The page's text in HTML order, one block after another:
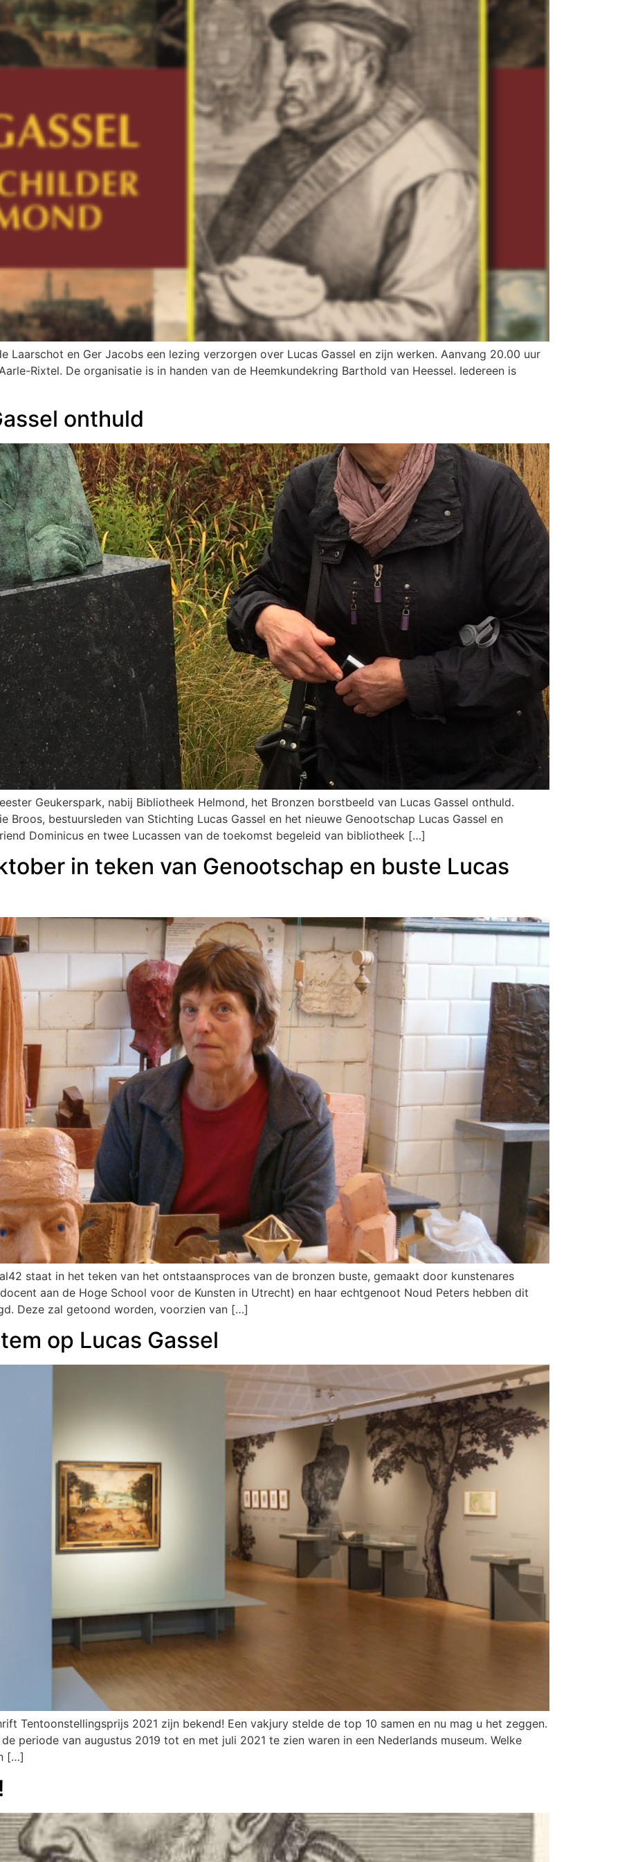
en Ger Jacobs een lezing verzorgen over Lucas Gassel en zijn werken. Aanvang 20.00 uur
Rixtel. De organisatie is in handen van de Heemkundekring Barthold van Heessel. Iedereen is
onthuld
Geukerspark, nabij Bibliotheek Helmond, het Bronzen borstbeeld van Lucas Gassel onthuld.
Broos, bestuursleden van Stichting Lucas Gassel en het nieuwe Genootschap Lucas Gassel en
Dominicus en twee Lucassen van de toekomst begeleid van bibliotheek […]
in teken van Genootschap en buste Lucas
staat in het teken van het ontstaansproces van de bronzen buste, gemaakt door kunstenares
aan de Hoge School voor de Kunsten in Utrecht) en haar echtgenoot Noud Peters hebben dit
Deze zal getoond worden, voorzien van […]
op Lucas Gassel
Tentoonstellingsprijs 2021 zijn bekend! Een vakjury stelde de top 10 samen en nu mag u het zeggen.
periode van augustus 2019 tot en met juli 2021 te zien waren in een Nederlands museum. Welke
[…]